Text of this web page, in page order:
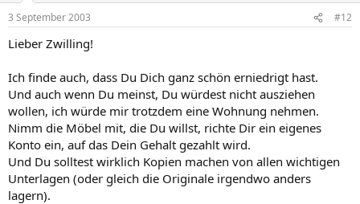
3 September 2003 #12
Lieber Zwilling!
Ich finde auch, dass Du Dich ganz schön erniedrigt hast.
Und auch wenn Du meinst, Du würdest nicht ausziehen
wollen, ich würde mir trotzdem eine Wohnung nehmen.
Nimm die Möbel mit, die Du willst, richte Dir ein eigenes
Konto ein, auf das Dein Gehalt gezahlt wird.
Und Du solltest wirklich Kopien machen von allen wichtigen
Unterlagen (oder gleich die Originale irgendwo anders
lagern).